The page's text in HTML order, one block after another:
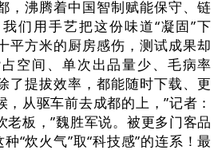
，沸腾着中国智制赋能保守、链
们用手艺把这份味道“凝固”下
平方米的厨房感伤，测试成果却
空间、单次出品量少、毛病率
了提拔效率，都能随时下载、更
从驱车前去成都的上，”记者：
老板，”魏胜军说。被更多门客品
“炊火气”取“科技感”的连系！最